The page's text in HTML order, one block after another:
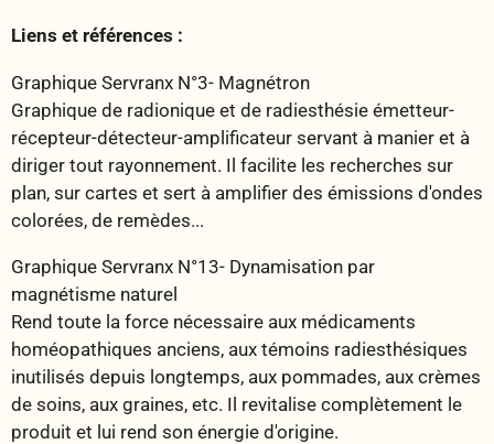
Liens et références :
Graphique Servranx N°3- Magnétron
Graphique de radionique et de radiesthésie émetteur-
récepteur-détecteur-amplificateur servant à manier et à
diriger tout rayonnement. Il facilite les recherches sur
plan, sur cartes et sert à amplifier des émissions d'ondes
colorées, de remèdes...
Graphique Servranx N°13- Dynamisation par
magnétisme naturel
Rend toute la force nécessaire aux médicaments
homéopathiques anciens, aux témoins radiesthésiques
inutilisés depuis longtemps, aux pommades, aux crèmes
de soins, aux graines, etc. Il revitalise complètement le
produit et lui rend son énergie d'origine.